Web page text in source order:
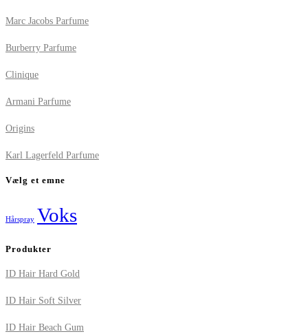
Marc Jacobs Parfume
Burberry Parfume
Clinique
Armani Parfume
Origins
Karl Lagerfeld Parfume
Vælg et emne
Hårspray Voks
Produkter
ID Hair Hard Gold
ID Hair Soft Silver
ID Hair Beach Gum